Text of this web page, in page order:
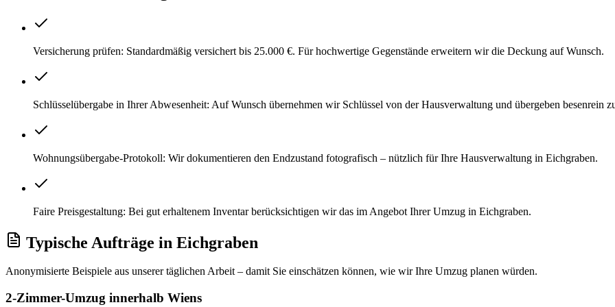
Versicherung prüfen: Standardmäßig versichert bis 25.000 €. Für hochwertige Gegenstände erweitern wir die Deckung auf Wunsch.
Schlüsselübergabe in Ihrer Abwesenheit: Auf Wunsch übernehmen wir Schlüssel von der Hausverwaltung und übergeben besenrein
Wohnungsübergabe-Protokoll: Wir dokumentieren den Endzustand fotografisch – nützlich für Ihre Hausverwaltung in Eichgraben.
Faire Preisgestaltung: Bei gut erhaltenem Inventar berücksichtigen wir das im Angebot Ihrer Umzug in Eichgraben.
Typische Aufträge in Eichgraben
Anonymisierte Beispiele aus unserer täglichen Arbeit – damit Sie einschätzen können, wie wir Ihre Umzug planen würden.
2-Zimmer-Umzug innerhalb Wiens